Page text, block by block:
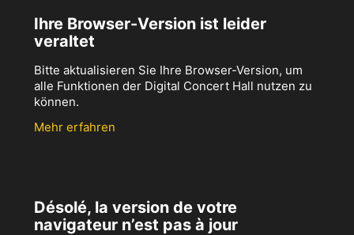
Ihre Browser-Version ist leider
veraltet
Bitte aktualisieren Sie Ihre Browser-Version, um
alle Funktionen der Digital Concert Hall nutzen zu
können.
Mehr erfahren
Désolé, la version de votre
navigateur n’est pas à jour